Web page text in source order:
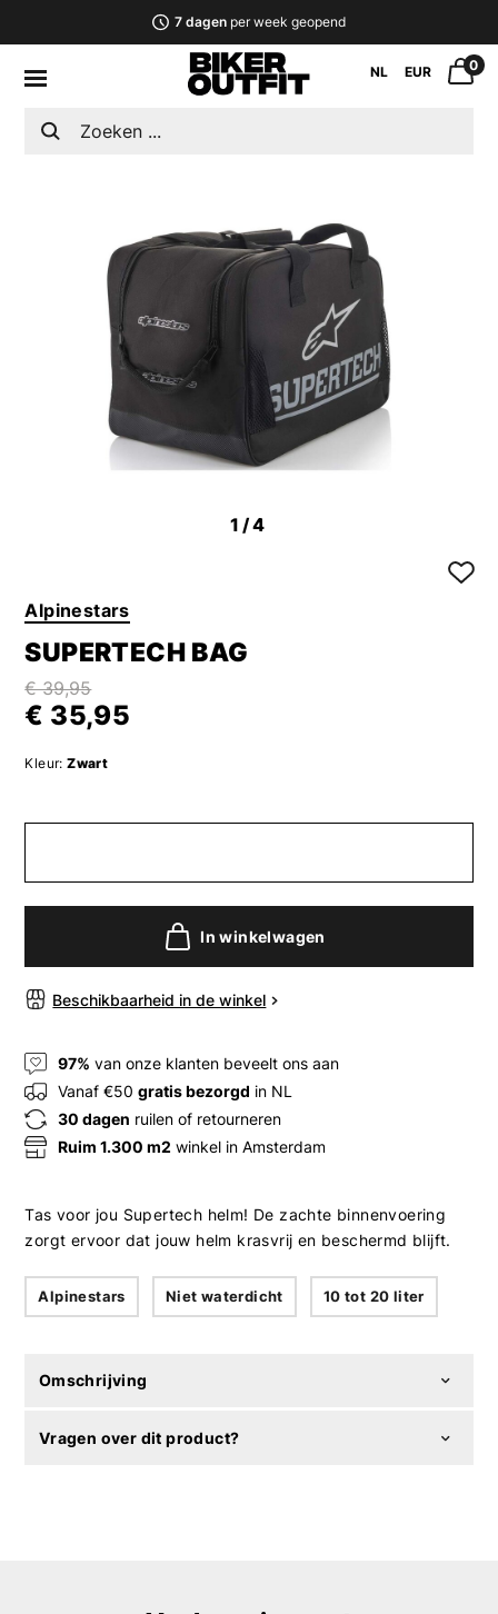
7 dagenper week geopend
NL EUR 0
1 /4
Alpinestars
SUPERTECH BAG
€ 39,95
€ 35,95
Kleur: Zwart
In winkelwagen
Beschikbaarheid in de winkel
97% van onze klanten beveelt ons aan
Vanaf €50gratis bezorgd in NL
30 dagen ruilen of retourneren
Ruim 1.300 m2 winkel in Amsterdam
Tas voor jou Supertech helm! De zachte binnenvoering
zorgt ervoor dat jouw helm krasvrij en beschermd blijft.
Alpinestars Niet waterdicht 10 tot 20 liter
Omschrijving
Vragen over dit product?